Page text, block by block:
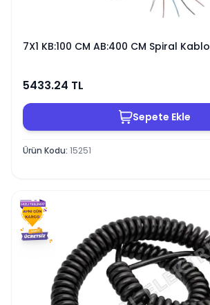
7X1 KB:100 CM AB:400 CM Spiral Kablo
5433.24 TL
Sepete Ekle
Ürün Kodu: 15251